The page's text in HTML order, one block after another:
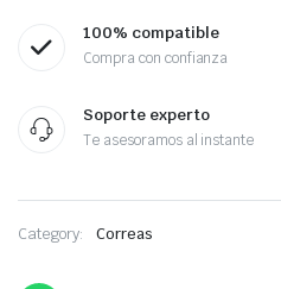
100% compatible
Compra con confianza
Soporte experto
Te asesoramos al instante
Category: Correas